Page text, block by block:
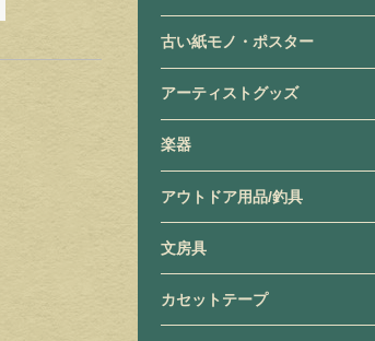
古い紙モノ・ポスター
アーティストグッズ
楽器
アウトドア用品/釣具
文房具
カセットテープ